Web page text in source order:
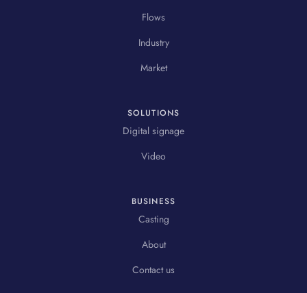
Flows
Industry
Market
SOLUTIONS
Digital signage
Video
BUSINESS
Casting
About
Contact us